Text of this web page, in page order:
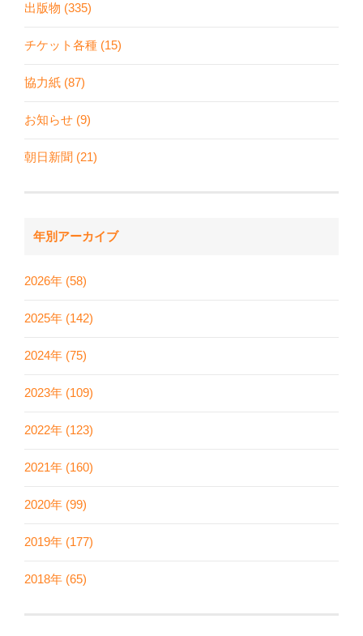
出版物 (335)
チケット各種 (15)
協力紙 (87)
お知らせ (9)
朝日新聞 (21)
年別アーカイブ
2026年 (58)
2025年 (142)
2024年 (75)
2023年 (109)
2022年 (123)
2021年 (160)
2020年 (99)
2019年 (177)
2018年 (65)